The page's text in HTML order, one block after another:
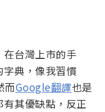
台灣上市的手
典，像我習慣
而Google翻譯也是
其優缺點，反正